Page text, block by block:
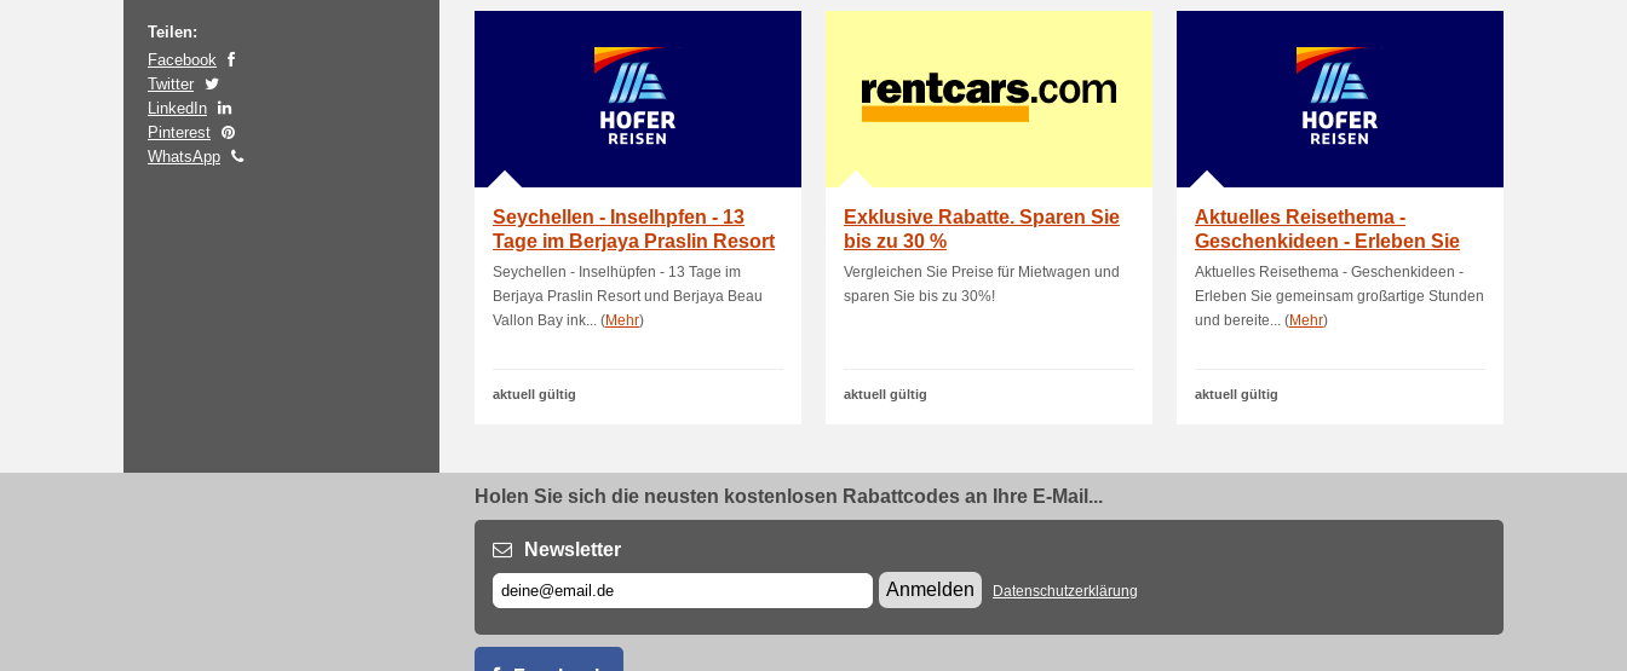
Teilen:
Facebook
Twitter
LinkedIn
Pinterest
WhatsApp
Seychellen - Inselhpfen - 13
Tage im Berjaya Praslin Resort
und Be.
Seychellen - Inselhüpfen - 13 Tage im
Berjaya Praslin Resort und Berjaya Beau
Vallon Bay ink... (Mehr)
aktuell gültig
Exklusive Rabatte. Sparen Sie
bis zu 30 %
Vergleichen Sie Preise für Mietwagen und
sparen Sie bis zu 30%!
aktuell gültig
Aktuelles Reisethema -
Geschenkideen - Erleben Sie
gemeinsam groar.
Aktuelles Reisethema - Geschenkideen -
Erleben Sie gemeinsam großartige Stunden
und bereite... (Mehr)
aktuell gültig
Holen Sie sich die neusten kostenlosen Rabattcodes an Ihre E-Mail...
Newsletter
Anmelden
Datenschutzerklärung